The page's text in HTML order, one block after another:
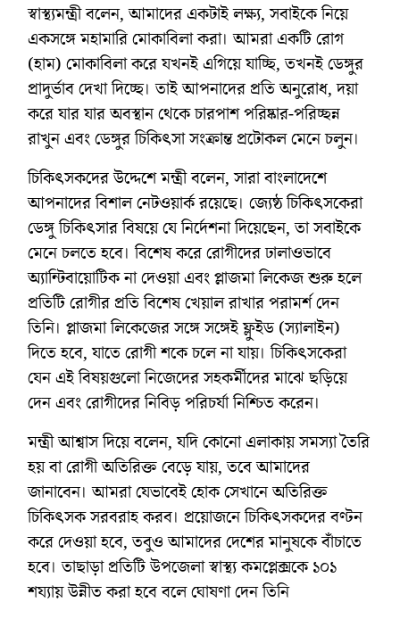
স্বাস্থ্যমন্ত্রী বলেন, আমাদের একটাই লক্ষ্য, সবাইকে নিয়ে
একসঙ্গে মহামারি মোকাবিলা করা। আমরা একটি রোগ
(হাম) মোকাবিলা করে যখনই এগিয়ে যাচ্ছি, তখনই ডেঙ্গুর
প্রাদুর্ভাব দেখা দিচ্ছে। তাই আপনাদের প্রতি অনুরোধ, দয়া
করে যার যার অবস্থান থেকে চারপাশ পরিষ্কার-পরিচ্ছন্ন
রাখুন এবং ডেঙ্গুর চিকিৎসা সংক্রান্ত প্রটোকল মেনে চলুন।
চিকিৎসকদের উদ্দেশে মন্ত্রী বলেন, সারা বাংলাদেশে
আপনাদের বিশাল নেটওয়ার্ক রয়েছে। জ্যেষ্ঠ চিকিৎসকেরা
ডেঙ্গু চিকিৎসার বিষয়ে যে নির্দেশনা দিয়েছেন, তা সবাইকে
মেনে চলতে হবে। বিশেষ করে রোগীদের ঢালাওভাবে
অ্যান্টিবায়োটিক না দেওয়া এবং প্লাজমা লিকেজ শুরু হলে
প্রতিটি রোগীর প্রতি বিশেষ খেয়াল রাখার পরামর্শ দেন
তিনি। প্লাজমা লিকেজের সঙ্গে সঙ্গেই ফ্লুইড (স্যালাইন)
দিতে হবে, যাতে রোগী শকে চলে না যায়। চিকিৎসকেরা
যেন এই বিষয়গুলো নিজেদের সহকর্মীদের মাঝে ছড়িয়ে
দেন এবং রোগীদের নিবিড় পরিচর্যা নিশ্চিত করেন।
মন্ত্রী আশ্বাস দিয়ে বলেন, যদি কোনো এলাকায় সমস্যা তৈরি
হয় বা রোগী অতিরিক্ত বেড়ে যায়, তবে আমাদের
জানাবেন। আমরা যেভাবেই হোক সেখানে অতিরিক্ত
চিকিৎসক সরবরাহ করব। প্রয়োজনে চিকিৎসকদের বণ্টন
করে দেওয়া হবে, তবুও আমাদের দেশের মানুষকে বাঁচাতে
হবে। তাছাড়া প্রতিটি উপজেলা স্বাস্থ্য কমপ্লেক্সকে ১০১
শয্যায় উন্নীত করা হবে বলে ঘোষণা দেন তিনি